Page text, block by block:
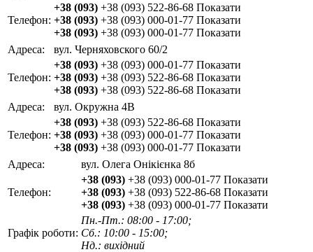
Телефон:
+38 (093) +38 (093) 522-86-68 Показати
+38 (093) +38 (093) 000-01-77 Показати
+38 (093) +38 (093) 000-01-77 Показати
Адреса:
вул. Черняховского 60/2
Телефон:
+38 (093) +38 (093) 000-01-77 Показати
+38 (093) +38 (093) 522-86-68 Показати
+38 (093) +38 (093) 522-86-68 Показати
Адреса:
вул. Окружна 4В
Телефон:
+38 (093) +38 (093) 522-86-68 Показати
+38 (093) +38 (093) 000-01-77 Показати
+38 (093) +38 (093) 000-01-77 Показати
Адреса:
вул. Олега Онікієнка 8б
Телефон:
+38 (093) +38 (093) 000-01-77 Показати
+38 (093) +38 (093) 522-86-68 Показати
+38 (093) +38 (093) 000-01-77 Показати
Графік роботи:
Пн.-Пт.: 08:00 - 17:00;
Сб.: 10:00 - 15:00;
Нд.: вихідний